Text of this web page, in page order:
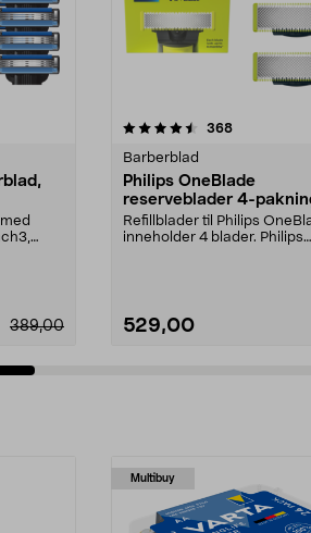
389,00
368anmeldelser
Barberblad
Philips OneBlade
reserveblader 4-
QP240/50
Refillblader til Philips
inneholder 4 blader. Philips
529,00
3.5 av 5 stjerner
Multibuy